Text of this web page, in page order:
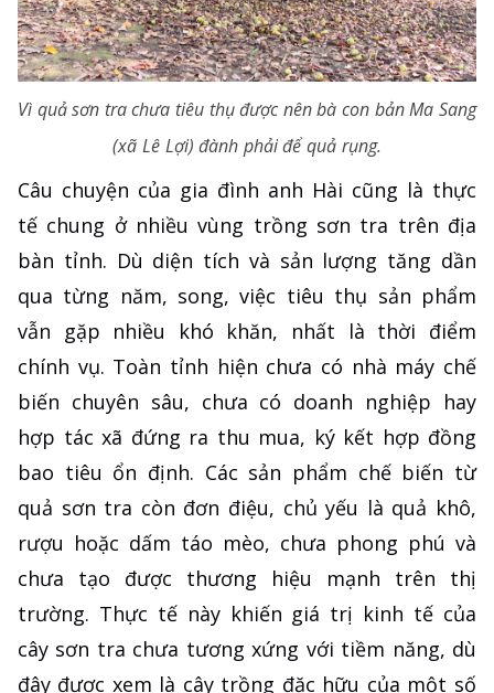
Vì quả sơn tra chưa tiêu thụ được nên bà con bản Ma Sang
(xã Lê Lợi) đành phải để quả rụng.
Câu chuyện của gia đình anh Hài cũng là thực
tế chung ở nhiều vùng trồng sơn tra trên địa
bàn tỉnh. Dù diện tích và sản lượng tăng dần
qua từng năm, song, việc tiêu thụ sản phẩm
vẫn gặp nhiều khó khăn, nhất là thời điểm
chính vụ. Toàn tỉnh hiện chưa có nhà máy chế
biến chuyên sâu, chưa có doanh nghiệp hay
hợp tác xã đứng ra thu mua, ký kết hợp đồng
bao tiêu ổn định. Các sản phẩm chế biến từ
quả sơn tra còn đơn điệu, chủ yếu là quả khô,
rượu hoặc dấm táo mèo, chưa phong phú và
chưa tạo được thương hiệu mạnh trên thị
trường. Thực tế này khiến giá trị kinh tế của
cây sơn tra chưa tương xứng với tiềm năng, dù
đây được xem là cây trồng đặc hữu của một số